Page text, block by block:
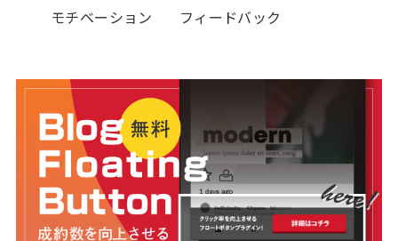
モチベーション フィードバック